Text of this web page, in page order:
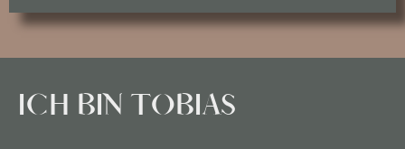
ICH BIN TOBIAS